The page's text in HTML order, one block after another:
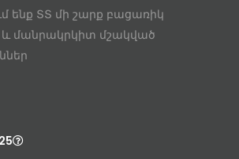
ենք ՏՏ մի շարք բացառիկ
և մանրակրկիտ մշակված